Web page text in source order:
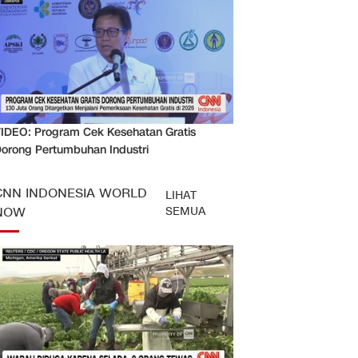
Program Cek Kesehatan Gratis
Pertumbuhan Industri
INDONESIA WORLD
LIHAT
SEMUA